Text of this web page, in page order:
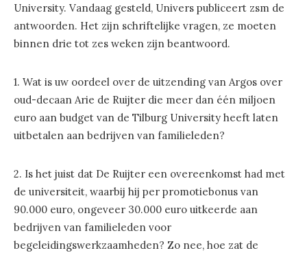
University. Vandaag gesteld, Univers publiceert zsm de
antwoorden. Het zijn schriftelijke vragen, ze moeten
binnen drie tot zes weken zijn beantwoord.
1. Wat is uw oordeel over de uitzending van Argos over
oud-decaan Arie de Ruijter die meer dan één miljoen
euro aan budget van de Tilburg University heeft laten
uitbetalen aan bedrijven van familieleden?
2. Is het juist dat De Ruijter een overeenkomst had met
de universiteit, waarbij hij per promotiebonus van
90.000 euro, ongeveer 30.000 euro uitkeerde aan
bedrijven van familieleden voor
begeleidingswerkzaamheden? Zo nee, hoe zat de